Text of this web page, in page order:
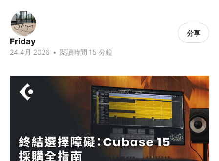
Friday
24 4月 2026 • 閱讀時間 15 分鐘
分享